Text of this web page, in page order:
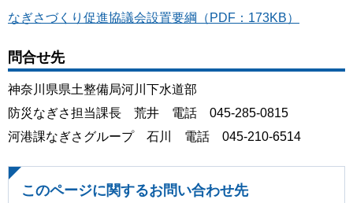
なぎさづくり促進協議会設置要綱（PDF：173KB）
問合せ先
神奈川県県土整備局河川下水道部
防災なぎさ担当課長 荒井 電話 045-285-0815
河港課なぎさグループ 石川 電話 045-210-6514
このページに関するお問い合わせ先